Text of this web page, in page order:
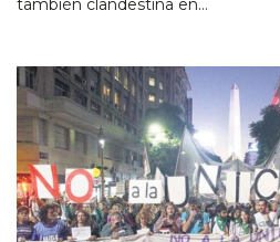
también clandestina en…